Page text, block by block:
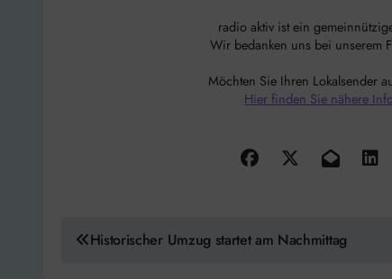
radio aktiv ist ein
Wir bedanken uns bei unserem
Möchten Sie Ihren Lokalsender
Hier finden Sie nähere
Beitragsnavigation
Historischer Umzug startet am Nachmittag